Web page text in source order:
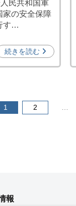
民共和国軍
家の安全保障
す…
続きを読む
1 2 …
報